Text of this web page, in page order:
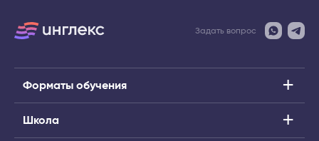
Задать вопрос
Форматы обучения
Школа